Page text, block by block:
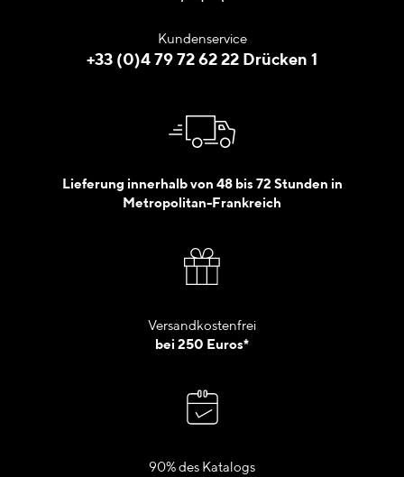
Kundenservice
+33 (0)4 79 72 62 22 Drücken 1
Lieferung innerhalb von 48 bis 72 Stunden in
Metropolitan-Frankreich
Versandkostenfrei
bei 250 Euros*
90% des Katalogs